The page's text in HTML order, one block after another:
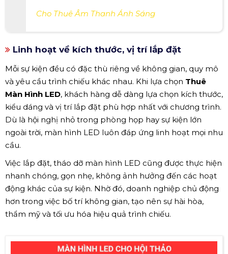
Cho Thuê Âm Thanh Ánh Sáng
Linh hoạt về kích thước, vị trí lắp đặt
Mỗi sự kiện đều có đặc thù riêng về không gian, quy mô
và yêu cầu trình chiếu khác nhau. Khi lựa chọn Thuê
Màn Hình LED, khách hàng dễ dàng lựa chọn kích thước,
kiểu dáng và vị trí lắp đặt phù hợp nhất với chương trình.
Dù là hội nghị nhỏ trong phòng họp hay sự kiện lớn
ngoài trời, màn hình LED luôn đáp ứng linh hoạt mọi nhu
cầu.
Việc lắp đặt, tháo dỡ màn hình LED cũng được thực hiện
nhanh chóng, gọn nhẹ, không ảnh hưởng đến các hoạt
động khác của sự kiện. Nhờ đó, doanh nghiệp chủ động
hơn trong việc bố trí không gian, tạo nên sự hài hòa,
thẩm mỹ và tối ưu hóa hiệu quả trình chiếu.